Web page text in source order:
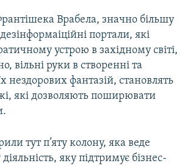
Врабела, значно більшу
портали, які
устрою в західному світі,
вільні руки в створенні та
нездорових фантазій, становлять
які дозволяють поширювати
тут п’яту колону, яка веде
яку підтримує бізнес-